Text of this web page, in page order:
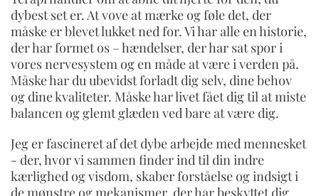
dybest set er. At vove at mærke og føle det, der
måske er blevet lukket ned for. Vi har alle en historie,
der har formet os – hændelser, der har sat spor i
vores nervesystem og en måde at være i verden på.
Måske har du ubevidst forladt dig selv, dine behov
og dine kvaliteter. Måske har livet fået dig til at miste
balancen og glemt glæden ved bare at være dig.
Jeg er fascineret af det dybe arbejde med mennesket
- der, hvor vi sammen finder ind til din indre
kærlighed og visdom, skaber forståelse og indsigt i
de mønstre og mekanismer, der har beskyttet dig